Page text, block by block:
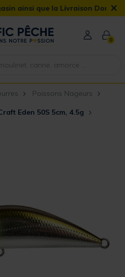
Domicile offerte dès 90€
×
0
Poissons Nageurs
Eden 50S 5cm, 4.5g